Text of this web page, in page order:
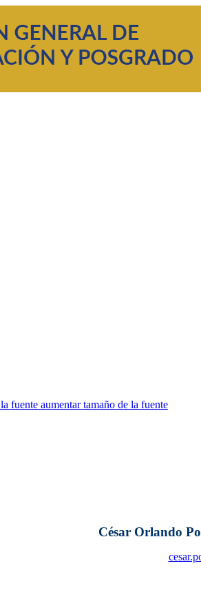
fuente aumentar tamaño de la fuente
César Orlando